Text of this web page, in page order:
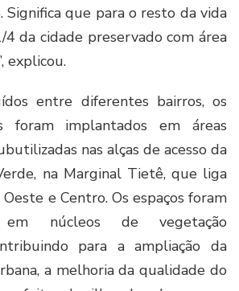
Significa que para o resto da vida
da cidade preservado com área
explicou.
entre diferentes bairros, os
foram implantados em áreas
nas alças de acesso da
na Marginal Tietê, que liga
e Centro. Os espaços foram
em núcleos de vegetação
para a ampliação da
a melhoria da qualidade do